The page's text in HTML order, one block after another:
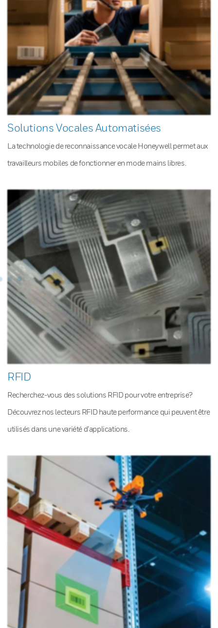
Solutions Vocales Automatisées
La technologie de reconnaissance vocale Honeywell permet aux
travailleurs mobiles de fonctionner en mode mains libres.
RFID
Recherchez-vous des solutions RFID pour votre entreprise?
Découvrez nos lecteurs RFID haute performance qui peuvent être
utilisés dans une variété d’applications.